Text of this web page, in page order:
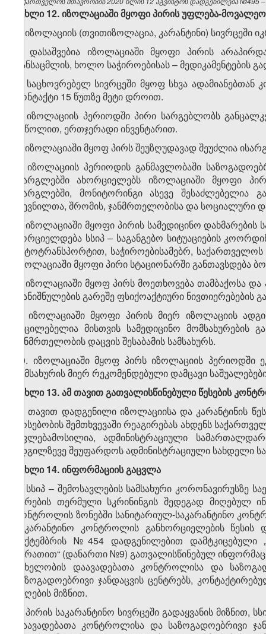
მუხლი12.იზოლაციაშიმყოფიპირისუფლება-
1. იზოლაციის (თვითიზოლაცია, კარანტინი) სივრცეში
2. დასაშვებია იზოლაციაში მყოფი პირის
ტანსაცმლის, ხოლო საჭიროებისას – მედიკამენტების
3. საცხოვრებელ სივრცეში მყოფ სხვა
კონტაქტი 15 წუთზე მეტი დროით.
4. იზოლაციის პერიოდში პირი სარგებლობს
საწოლით, ერთჯერადი ინვენტარით.
5. იზოლაციაში მყოფ პირს შეუზღუდავად შეუძლია
6. იზოლაციის პერიოდის განმავლობაში
ფარგლებში ახორციელებს იზოლაციაში მყოფი
ფარგლებში, მონიტორინგი ასევე
დევნილთა, შრომის, ჯანმრთელობისა და სოციალური
7. იზოლაციაში მყოფი პირის სამედიცინო
ხორციელდება სსიპ – საგანგებო სიტუაციების
ავტოტრანსპორტით, საჭიროებისამებრ, საქართველოს
იზოლაციაში მყოფი პირი სტაციონარში
8. იზოლაციაში მყოფ პირს მოეთხოვება თამბაქოსა
დანიშნულების გარეშე ფსიქოაქტიური ნივთიერებების
9. იზოლაციაში მყოფი პირის მიერ იზოლაციის
აუცილებელია მისთვის სამედიცინო მომსახურების
ჯანმრთელობის დაცვის შესაბამის სამსახურს.
10. იზოლაციაში მყოფ პირს იზოლაციის პერიოდში
სამსახურის მიერ რეკომენდებული დამცავი
მუხლი 13. ამ თავით გათვალისწინებული წესების
ამ თავით დადგენილი იზოლაციისა და კარანტინის
არსებობის შემთხვევაში რეაგირებას ახდენს
უფლებამოსილია, ადმინისტრაციული
ადგილზევე შეუფარდოს ადმინისტრაციული სახდელი
მუხლი 14. ინფორმაციის გაცვლა
1. სსიპ – შემოსავლების სამსახური კორონავირუსზე
პირების თერმული სკრინინგის შედეგად
კონტროლის ზონებში სანიტარიულ-საკარანტინო
საკარანტინო კონტროლის განხორციელების
სექტემბრის №454 დადგენილებით დამტკიცებული
ბარათით“ (დანართი №9) გათვალისწინებულ
სახელობის დაავადებათა კონტროლისა და
საზოგადოებრივი ჯანდაცვის ცენტრებს,
მიღების მიზნით.
2. პირის საკარანტინო სივრცეში გადაყვანის მიზნით,
დაავადებათა კონტროლისა და საზოგადოებრივი